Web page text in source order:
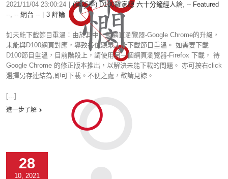
2021/11/04 23:00:24 (第25季) D100羅家聰 六十分鐘經人論, -- Featured
--, -- 網台 -- 3 評論
如未能下載節目重溫︰由於其中一款網頁瀏覽器-Google Chrome的升級，
未能與D100網頁對應，導致各位聽眾未能下載節目重溫。 如需要下載
D100節目重溫，目前階段上，請使用另一個網頁瀏覽器-Firefox 下載， 待
Google Chrome 的修正版本推出，以解決未能下載的問題。 亦可按右click
選擇另存連結為,即可下載。不便之處，敬請見諒。
[...]
進一步了解
28
10, 2021